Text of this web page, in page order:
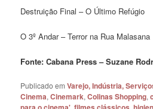
Destruição Final – O Último Refúgio
O 3º Andar – Terror na Rua Malasana
Fonte: Cabana Press – Suzane
Publicado em Varejo, Indústria,
Cinema,Cinemark,Colinas Shopping,
, ,